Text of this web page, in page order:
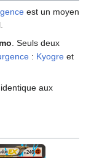
est un moyen
. Seuls deux
: Kyogre et
aux